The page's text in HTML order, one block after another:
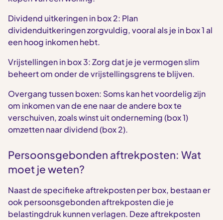
Dividend uitkeringen in box 2: Plan
dividenduitkeringen zorgvuldig, vooral als je in box 1 al
een hoog inkomen hebt.
Vrijstellingen in box 3: Zorg dat je je vermogen slim
beheert om onder de vrijstellingsgrens te blijven.
Overgang tussen boxen: Soms kan het voordelig zijn
om inkomen van de ene naar de andere box te
verschuiven, zoals winst uit onderneming (box 1)
omzetten naar dividend (box 2).
Persoonsgebonden aftrekposten: Wat
moet je weten?
Naast de specifieke aftrekposten per box, bestaan er
ook persoonsgebonden aftrekposten die je
belastingdruk kunnen verlagen. Deze aftrekposten